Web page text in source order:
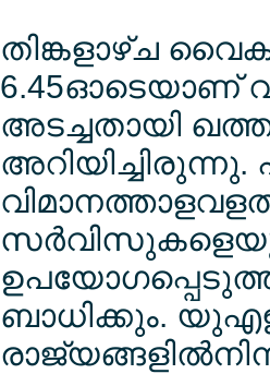
തിങ്കളാഴ്ച
6.45ഓടെയാണ്
അടച്ചതായി
അറിയിച്ചിരുന്നു.
ബാധിക്കും.